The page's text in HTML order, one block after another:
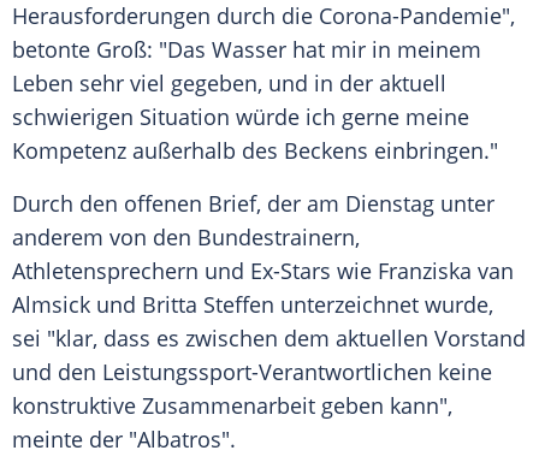
Herausforderungen durch die Corona-Pandemie",
betonte Groß: "Das Wasser hat mir in meinem
Leben sehr viel gegeben, und in der aktuell
schwierigen Situation würde ich gerne meine
Kompetenz außerhalb des Beckens einbringen."
Durch den offenen Brief, der am Dienstag unter
anderem von den Bundestrainern,
Athletensprechern und Ex-Stars wie Franziska van
Almsick und Britta Steffen unterzeichnet wurde,
sei "klar, dass es zwischen dem aktuellen Vorstand
und den Leistungssport-Verantwortlichen keine
konstruktive Zusammenarbeit geben kann",
meinte der "Albatros".